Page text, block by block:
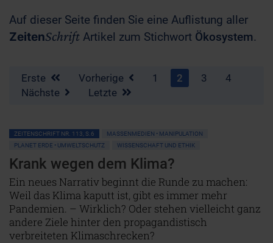
Auf dieser Seite finden Sie eine Auflistung aller
ZeitenSchrift Artikel zum Stichwort Ökosystem.
Erste Vorherige 1 2 3
4
Nächste
Letzte
ZEITENSCHRIFT NR. 113, S.6
MASSENMEDIEN • MANIPULATION
PLANET ERDE • UMWELTSCHUTZ
WISSENSCHAFT UND ETHIK
Krank wegen dem Klima?
Ein neues Narrativ beginnt die Runde zu machen:
Weil das Klima kaputt ist, gibt es immer mehr
Pandemien. – Wirklich? Oder stehen vielleicht ganz
andere Ziele hinter den propagandistisch
verbreiteten Klimaschrecken?